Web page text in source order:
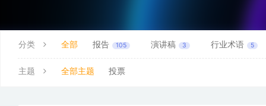
分类 全部 报告 105 演讲稿 3 行业术语 5
主题 全部主题 投票